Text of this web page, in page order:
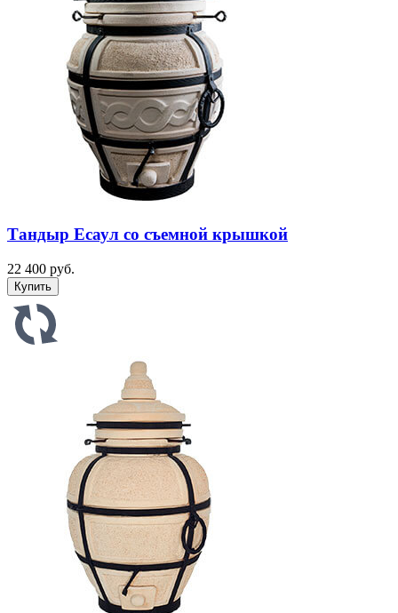
Тандыр Есаул со съемной крышкой
22 400 руб.